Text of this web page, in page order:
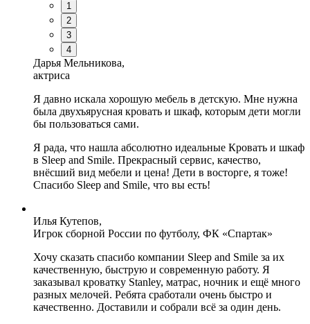
1
2
3
4
Дарья Мельникова,
актриса
Я давно искала хорошую мебель в детскую. Мне нужна
была двухъярусная кровать и шкаф, которым дети могли
бы пользоваться сами.
Я рада, что нашла абсолютно идеальные Кровать и шкаф
в Sleep and Smile. Прекрасный сервис, качество,
внёсший вид мебели и цена! Дети в восторге, я тоже!
Спасибо Sleep and Smile, что вы есть!
Илья Кутепов,
Игрок сборной России по футболу, ФК «Спартак»
Хочу сказать спасибо компании Sleep and Smile за их
качественную, быструю и современную работу. Я
заказывал кроватку Stanley, матрас, ночник и ещё много
разных мелочей. Ребята сработали очень быстро и
качественно. Доставили и собрали всё за один день.